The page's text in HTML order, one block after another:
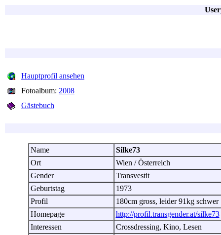
Hauptprofil ansehen
Fotoalbum: 2008
Gästebuch
Name
Silke73
Ort
Wien / Österreich
Gender
Transvestit
Geburtstag
1973
Profil
180cm gross, leider 91kg schwer
Homepage
http://profil.transgender.at/silke73
Interessen
Crossdressing, Kino, Lesen